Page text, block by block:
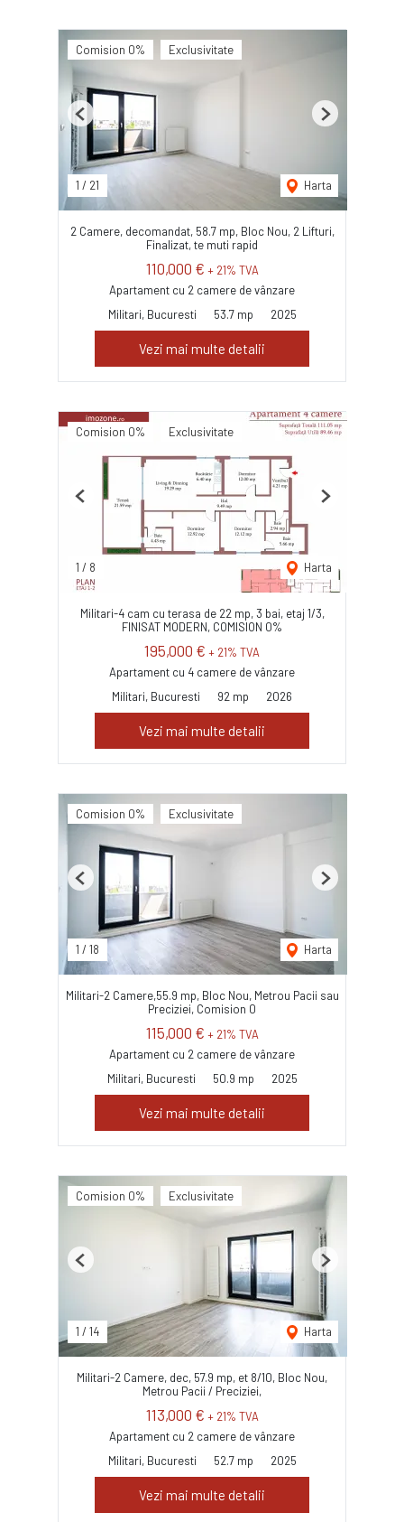
Comision 0% Exclusivitate
1 / 21 Harta
Previous Next
2 Camere, decomandat, 58.7 mp, Bloc Nou, 2 Lifturi,
Finalizat, te muti rapid
110,000 € + 21% TVA
Apartament cu 2 camere de vânzare
Militari, Bucuresti
53.7 mp 2025
Vezi mai multe detalii
Comision 0% Exclusivitate
1 / 8 Harta
Previous Next
Militari-4 cam cu terasa de 22 mp, 3 bai, etaj 1/3,
FINISAT MODERN, COMISION 0%
195,000 € + 21% TVA
Apartament cu 4 camere de vânzare
Militari, Bucuresti
92 mp 2026
Vezi mai multe detalii
Comision 0% Exclusivitate
1 / 18 Harta
Previous Next
Militari-2 Camere,55.9 mp, Bloc Nou, Metrou Pacii sau
Preciziei, Comision 0
115,000 € + 21% TVA
Apartament cu 2 camere de vânzare
Militari, Bucuresti
50.9 mp 2025
Vezi mai multe detalii
Comision 0% Exclusivitate
1 / 14 Harta
Previous Next
Militari-2 Camere, dec, 57.9 mp, et 8/10, Bloc Nou,
Metrou Pacii / Preciziei,
113,000 € + 21% TVA
Apartament cu 2 camere de vânzare
Militari, Bucuresti
52.7 mp 2025
Vezi mai multe detalii